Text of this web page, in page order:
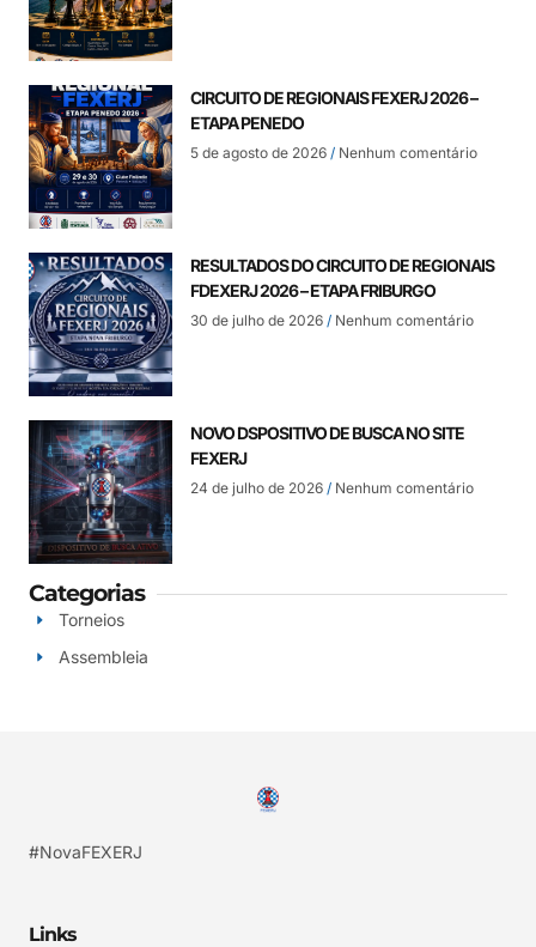
CIRCUITO DE REGIONAIS FEXERJ 2026 –
ETAPA PENEDO
5 de agosto de 2026 Nenhum comentário
RESULTADOS DO CIRCUITO DE REGIONAIS
FDEXERJ 2026 – ETAPA FRIBURGO
30 de julho de 2026 Nenhum comentário
NOVO DSPOSITIVO DE BUSCA NO SITE
FEXERJ
24 de julho de 2026 Nenhum comentário
Categorias
Torneios
Assembleia
#NovaFEXERJ
Links